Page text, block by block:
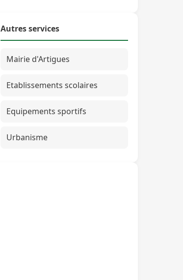
Autres services
Mairie d'Artigues
Etablissements scolaires
Equipements sportifs
Urbanisme